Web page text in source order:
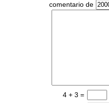
comentario de
4 + 3 =